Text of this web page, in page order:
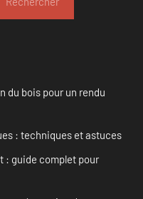
du bois pour un rendu
: techniques et astuces
: guide complet pour